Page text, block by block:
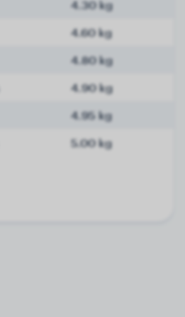
4.30 kg
4.60 kg
4.80 kg
4.90 kg
4.95 kg
5.00 kg